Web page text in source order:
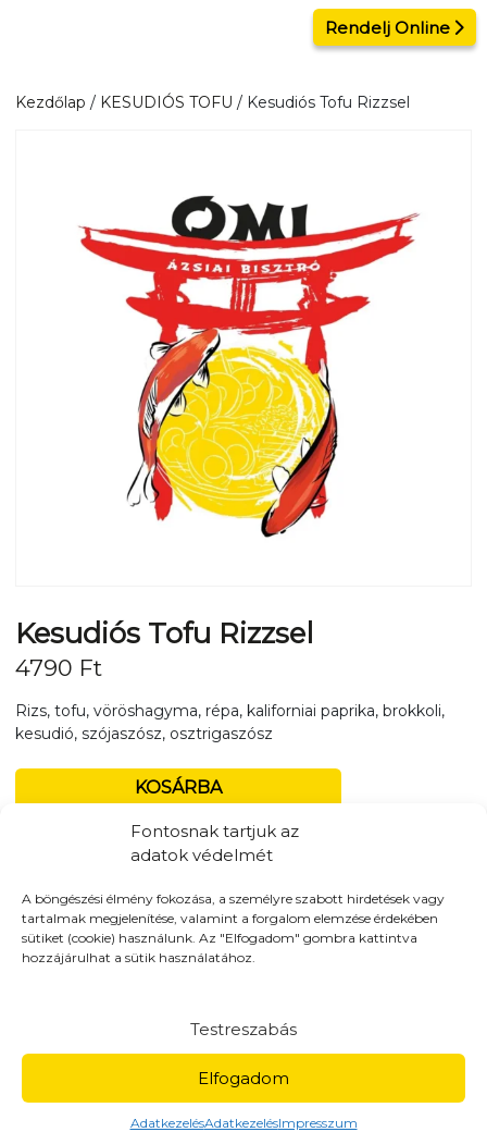
Fontosnak tartjuk az
adatok védelmét
A böngészési élmény fokozása, a személyre szabott hirdetések vagy
tartalmak megjelenítése, valamint a forgalom elemzése érdekében
sütiket (cookie) használunk. Az "Elfogadom" gombra kattintva
hozzájárulhat a sütik használatához.
Elfogadom
Testreszabás
AdatkezelésAdatkezelésImpresszum
Rendelj Online
Kezdőlap / KESUDIÓS TOFU / Kesudiós Tofu Rizzsel
Kesudiós Tofu Rizzsel
4790 Ft
Rizs, tofu, vöröshagyma, répa, kaliforniai paprika, brokkoli,
kesudió, szójaszósz, osztrigaszósz
KOSÁRBA
Tovább a teljes étlaphoz >
16 -kerület, Kistarcsa, Kerepes, Mogyoród,
A pénztár oldalon a házhozszállítás mellett elvitel
opciót is választhatsz!